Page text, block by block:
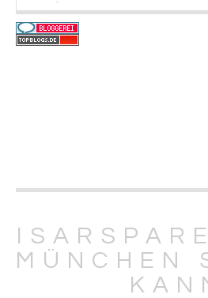
eBook-Reader im
Kindle Paperwhite
Münchner Museen mit
oder Sparmöglichkeiten
DIY-Adventskalender
MÜNCHEN